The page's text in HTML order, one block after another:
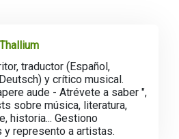
traductor (Español,
y crítico musical.
aude - Atrévete a saber ",
sobre música, literatura,
historia... Gestiono
represento a artistas.